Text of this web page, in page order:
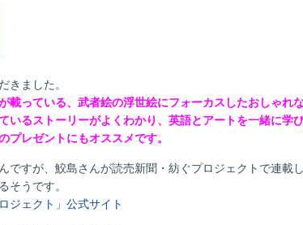
きました。
載っている、武者絵の浮世絵にフォーカスしたおしゃれな
いるストーリーがよくわかり、英語とアートを一緒に学
プレゼントにもオススメです。
ですが、鮫島さんが読売新聞・紡ぐプロジェクトで連載し
そうです。
ジェクト」公式サイト